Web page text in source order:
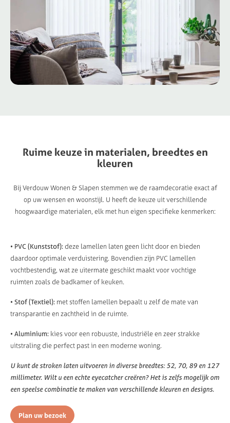
Ruime keuzein materialen, breedtes en
kleuren
Bij Verdouw Wonen & Slapen stemmen we de raamdecoratie exact af
op uw wensen en woonstijl. U heeft de keuze uit verschillende
hoogwaardige materialen, elk met hun eigen specifieke kenmerken:
• PVC (Kunststof):deze lamellen laten geen licht door en bieden
daardoor optimale verduistering. Bovendien zijn PVC lamellen
vochtbestendig, wat ze uitermate geschikt maakt voor vochtige
ruimten zoals de badkamer of keuken.
• Stof (Textiel): met stoffen lamellen bepaalt u zelf de mate van
transparantie en zachtheid in de ruimte.
• Aluminium: kies voor een robuuste, industriële en zeer strakke
uitstraling die perfect past in een moderne woning.
U kunt de stroken laten uitvoeren in diverse breedtes: 52, 70, 89 en 127
millimeter. Wilt u een echte eyecatcher creëren? Het is zelfs mogelijk om
een speelse combinatie te maken van verschillende kleuren en designs.
Plan uw bezoek